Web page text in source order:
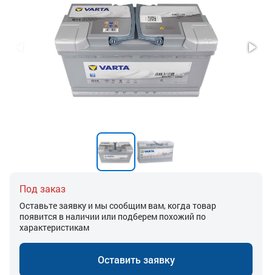
Под заказ
Оставьте заявку и мы сообщим вам, когда товар
появится в наличии или подберем похожий по
характеристикам
Оставить заявку